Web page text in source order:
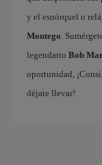
y el esnórquel o
Montego .
legendario Bob
oportunidad,
déjate llevar!